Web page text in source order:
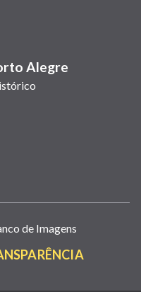
Alegre
de Imagens
(LINK